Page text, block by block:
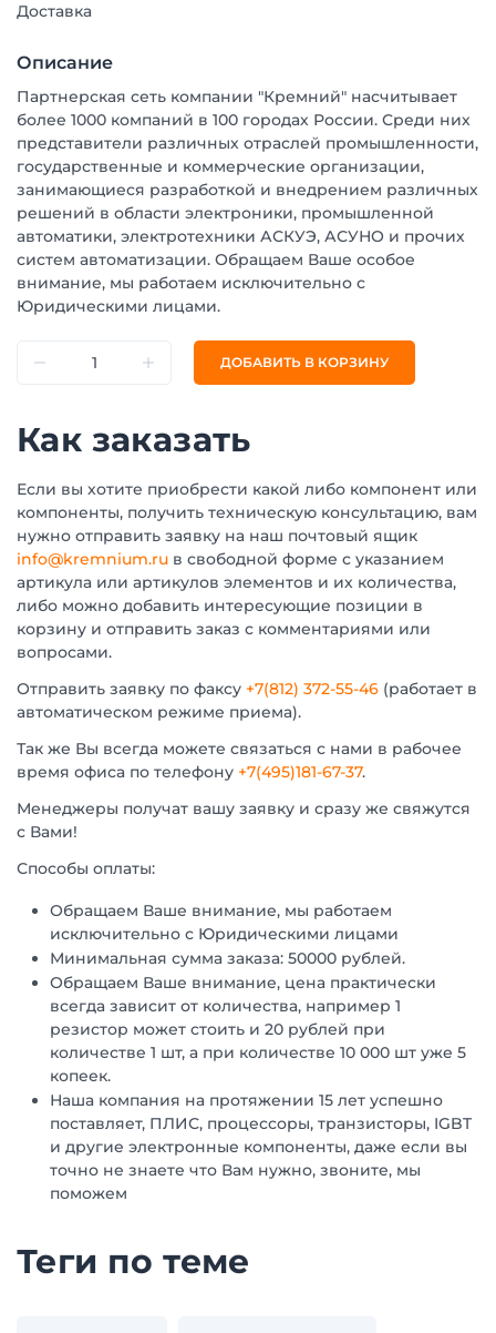
Доставка
Описание
Партнерская сеть компании "Кремний" насчитывает
более 1000 компаний в 100 городах России. Среди них
представители различных отраслей промышленности,
государственные и коммерческие организации,
занимающиеся разработкой и внедрением различных
решений в области электроники, промышленной
автоматики, электротехники АСКУЭ, АСУНО и прочих
систем автоматизации. Обращаем Ваше особое
внимание, мы работаем исключительно с
Юридическими лицами.
ДОБАВИТЬ В КОРЗИНУ
Как заказать
Если вы хотите приобрести какой либо компонент или
компоненты, получить техническую консультацию, вам
нужно отправить заявку на наш почтовый ящик
info@kremnium.ru в свободной форме с указанием
артикула или артикулов элементов и их количества,
либо можно добавить интересующие позиции в
корзину и отправить заказ с комментариями или
вопросами.
Отправить заявку по факсу +7(812) 372-55-46 (работает в
автоматическом режиме приема).
Так же Вы всегда можете связаться с нами в рабочее
время офиса по телефону +7(495)181-67-37.
Менеджеры получат вашу заявку и сразу же свяжутся
с Вами!
Способы оплаты:
Обращаем Ваше внимание, мы работаем
исключительно с Юридическими лицами
Минимальная сумма заказа: 50000 рублей.
Обращаем Ваше внимание, цена практически
всегда зависит от количества, например 1
резистор может стоить и 20 рублей при
количестве 1 шт, а при количестве 10 000 шт уже 5
копеек.
Наша компания на протяжении 15 лет успешно
поставляет, ПЛИС, процессоры, транзисторы, IGBT
и другие электронные компоненты, даже если вы
точно не знаете что Вам нужно, звоните, мы
поможем
Теги по теме